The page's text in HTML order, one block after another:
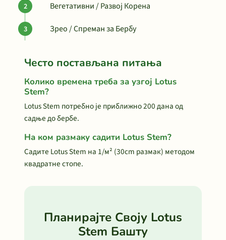
Вегетативни / Развој Корена
Зрео / Спреман за Бербу
Често постављана питања
Колико времена треба за узгој Lotus
Stem?
Lotus Stem потребно је приближно 200 дана од
садње до бербе.
На ком размаку садити Lotus Stem?
Садите Lotus Stem на 1/м² (30cm размак) методом
квадратне стопе.
Планирајте Своју Lotus
Stem Башту